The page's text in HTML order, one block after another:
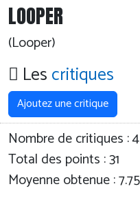
LOOPER
(Looper)
Lescritiques
Ajoutez une critique
Nombre de critiques :4
Total des points : 31
Moyenne obtenue :7.75